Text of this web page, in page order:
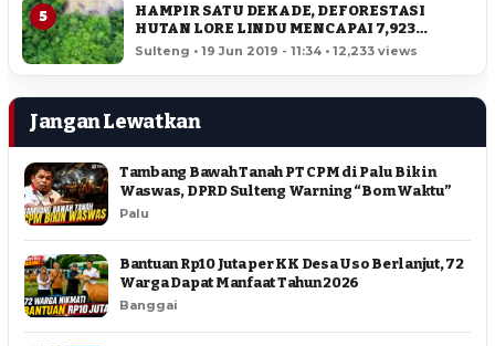
5
HAMPIR SATU DEKADE, DEFORESTASI
HUTAN LORE LINDU MENCAPAI 7,923
HEKTAR
Sulteng • 19 Jun 2019 - 11:34 • 12,233 views
Jangan Lewatkan
Tambang Bawah Tanah PT CPM di Palu Bikin
Waswas, DPRD Sulteng Warning “Bom Waktu”
Palu
Bantuan Rp10 Juta per KK Desa Uso Berlanjut, 72
Warga Dapat Manfaat Tahun 2026
Banggai